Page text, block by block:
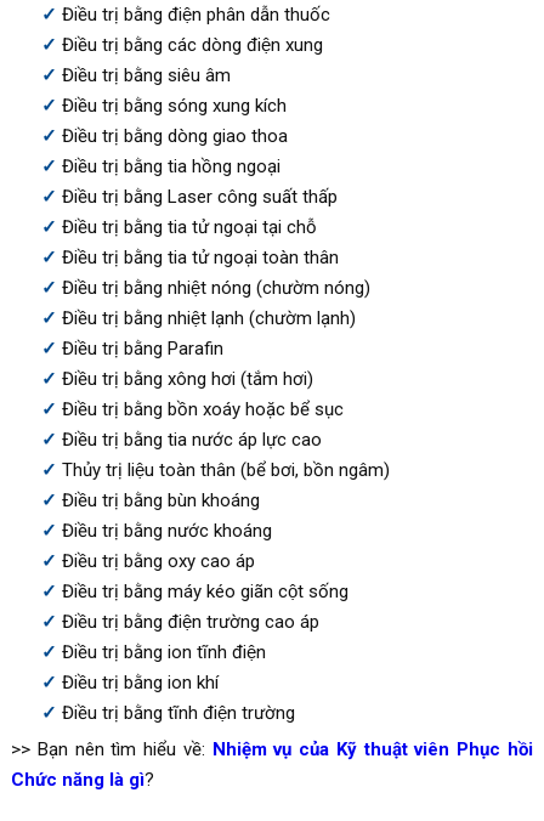
Điều trị bằng điện phân dẫn thuốc
Điều trị bằng các dòng điện xung
Điều trị bằng siêu âm
Điều trị bằng sóng xung kích
Điều trị bằng dòng giao thoa
Điều trị bằng tia hồng ngoại
Điều trị bằng Laser công suất thấp
Điều trị bằng tia tử ngoại tại chỗ
Điều trị bằng tia tử ngoại toàn thân
Điều trị bằng nhiệt nóng (chườm nóng)
Điều trị bằng nhiệt lạnh (chườm lạnh)
Điều trị bằng Parafin
Điều trị bằng xông hơi (tắm hơi)
Điều trị bằng bồn xoáy hoặc bể sục
Điều trị bằng tia nước áp lực cao
Thủy trị liệu toàn thân (bể bơi, bồn ngâm)
Điều trị bằng bùn khoáng
Điều trị bằng nước khoáng
Điều trị bằng oxy cao áp
Điều trị bằng máy kéo giãn cột sống
Điều trị bằng điện trường cao áp
Điều trị bằng ion tĩnh điện
Điều trị bằng ion khí
Điều trị bằng tĩnh điện trường
>> Bạn nên tìm hiểu về: Nhiệm vụ của Kỹ thuật viên Phục hồi
Chức năng là gì?